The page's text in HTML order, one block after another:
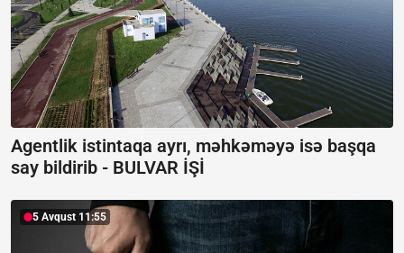
Agentlik istintaqa ayrı, məhkəməyə isə başqa
say bildirib - BULVAR İŞİ
5 Avqust 11:55